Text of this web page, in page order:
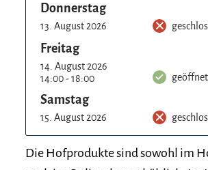
Donnerstag
13. August 2026
Freitag
14. August 2026
14:00 - 18:00
geöffnet
Samstag
15. August 2026
Die Hofprodukte sind sowohl im